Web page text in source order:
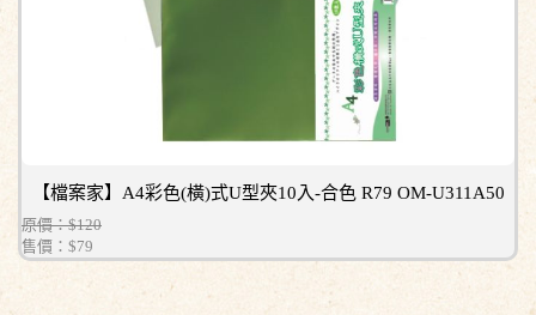
【檔案家】A4彩色(橫)式U型夾10入-合色 R79 OM-U311A50
原價：$120
售價： $79